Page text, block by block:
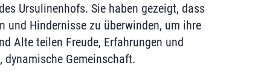
Ursulinenhofs. Sie haben gezeigt, dass
und Hindernisse zu überwinden, um ihre
Alte teilen Freude, Erfahrungen und
Gemeinschaft.